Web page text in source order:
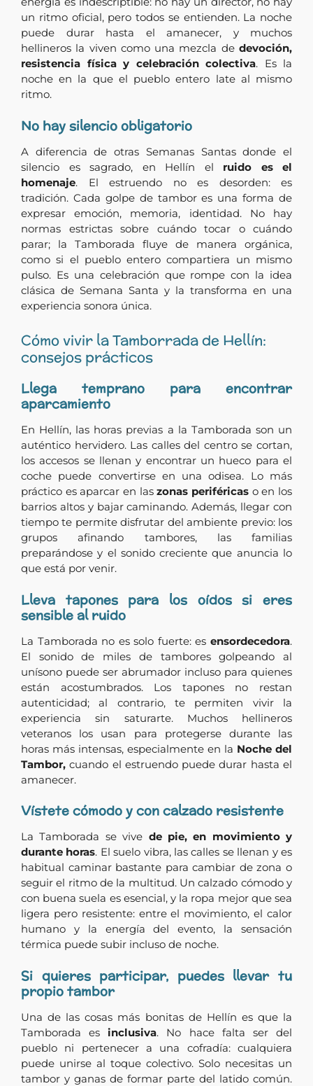
un ritmo oficial, pero todos se entienden. La noche
puede durar hasta el amanecer, y muchos
hellineros la viven como una mezcla de devoción,
resistencia física y celebración colectiva. Es la
noche en la que el pueblo entero late al mismo
ritmo.
No hay silencio obligatorio
A diferencia de otras Semanas Santas donde el
silencio es sagrado, en Hellín el ruido es el
homenaje. El estruendo no es desorden: es
tradición. Cada golpe de tambor es una forma de
expresar emoción, memoria, identidad. No hay
normas estrictas sobre cuándo tocar o cuándo
parar; la Tamborada fluye de manera orgánica,
como si el pueblo entero compartiera un mismo
pulso. Es una celebración que rompe con la idea
clásica de Semana Santa y la transforma en una
experiencia sonora única.
Cómo vivir la Tamborrada de Hellín:
consejos prácticos
Llega temprano para encontrar
aparcamiento
En Hellín, las horas previas a la Tamborada son un
auténtico hervidero. Las calles del centro se cortan,
los accesos se llenan y encontrar un hueco para el
coche puede convertirse en una odisea. Lo más
práctico es aparcar en laszonas periféricas o en los
barrios altos y bajar caminando. Además, llegar con
tiempo te permite disfrutar del ambiente previo: los
grupos afinando tambores, las familias
preparándose y el sonido creciente que anuncia lo
que está por venir.
Lleva tapones para los oídos si eres
sensible al ruido
La Tamborada no es solo fuerte: es ensordecedora.
El sonido de miles de tambores golpeando al
unísono puede ser abrumador incluso para quienes
están acostumbrados. Los tapones no restan
autenticidad; al contrario, te permiten vivir la
experiencia sin saturarte. Muchos hellineros
veteranos los usan para protegerse durante las
horas más intensas, especialmente en la Noche del
Tambor, cuando el estruendo puede durar hasta el
amanecer.
Vístete cómodo y con calzado resistente
La Tamborada se vive de pie, en movimiento y
durante horas. El suelo vibra, las calles se llenan y es
habitual caminar bastante para cambiar de zona o
seguir el ritmo de la multitud. Un calzado cómodo y
con buena suela es esencial, y la ropa mejor que sea
ligera pero resistente: entre el movimiento, el calor
humano y la energía del evento, la sensación
térmica puede subir incluso de noche.
Si quieres participar, puedes llevar tu
propio tambor
Una de las cosas más bonitas de Hellín es que la
Tamborada esinclusiva. No hace falta ser del
pueblo ni pertenecer a una cofradía: cualquiera
puede unirse al toque colectivo. Solo necesitas un
tambor y ganas de formar parte del latido común.